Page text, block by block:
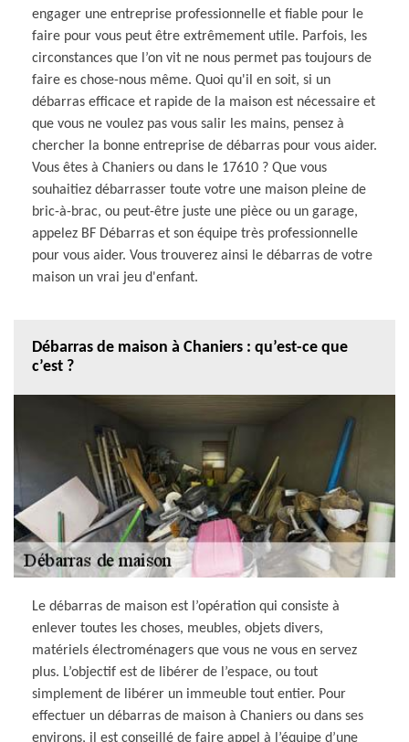
engager une entreprise professionnelle et fiable pour le
faire pour vous peut être extrêmement utile. Parfois, les
circonstances que l’on vit ne nous permet pas toujours de
faire es chose-nous même. Quoi qu'il en soit, si un
débarras efficace et rapide de la maison est nécessaire et
que vous ne voulez pas vous salir les mains, pensez à
chercher la bonne entreprise de débarras pour vous aider.
Vous êtes à Chaniers ou dans le 17610 ? Que vous
souhaitiez débarrasser toute votre une maison pleine de
bric-à-brac, ou peut-être juste une pièce ou un garage,
appelez BF Débarras et son équipe très professionnelle
pour vous aider. Vous trouverez ainsi le débarras de votre
maison un vrai jeu d'enfant.
Débarras de maison à Chaniers : qu’est-ce que
c’est ?
Le débarras de maison est l’opération qui consiste à
enlever toutes les choses, meubles, objets divers,
matériels électroménagers que vous ne vous en servez
plus. L’objectif est de libérer de l’espace, ou tout
simplement de libérer un immeuble tout entier. Pour
effectuer un débarras de maison à Chaniers ou dans ses
environs, il est conseillé de faire appel à l’équipe d’une